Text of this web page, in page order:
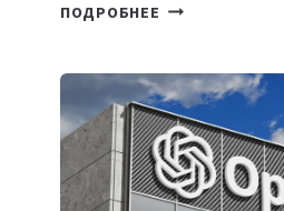
ПОДРОБНЕЕ В
ПРИОРИТЕТНЫЕ
ЗАДАЧИ
ПО
РАЗВИТИЮ
ЭКОСИСТЕМЫ